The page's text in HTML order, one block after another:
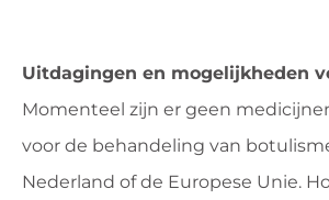
Uitdagingen en mogelijkheden
Momenteel zijn er geen
voor de behandeling van
Nederland of de Europese Unie.